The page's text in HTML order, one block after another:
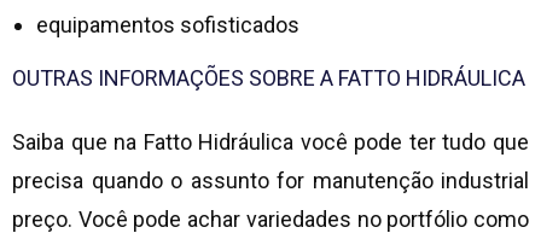
equipamentos sofisticados
OUTRAS INFORMAÇÕES SOBRE A FATTO HIDRÁULICA
Saiba que na Fatto Hidráulica você pode ter tudo que
precisa quando o assunto for manutenção industrial
preço. Você pode achar variedades no portfólio como